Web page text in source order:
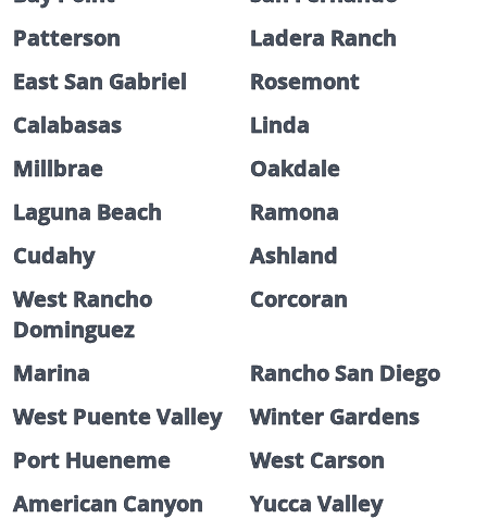
Patterson
Ladera Ranch
East San Gabriel
Rosemont
Calabasas
Linda
Millbrae
Oakdale
Laguna Beach
Ramona
Cudahy
Ashland
West Rancho
Dominguez
Corcoran
Marina
Rancho San Diego
West Puente Valley
Winter Gardens
Port Hueneme
West Carson
American Canyon
Yucca Valley